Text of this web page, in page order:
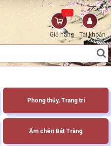
Tài khoản
Giỏ hàng
...
Phong thủy, Trang trí
Ấm chén Bát Tràng